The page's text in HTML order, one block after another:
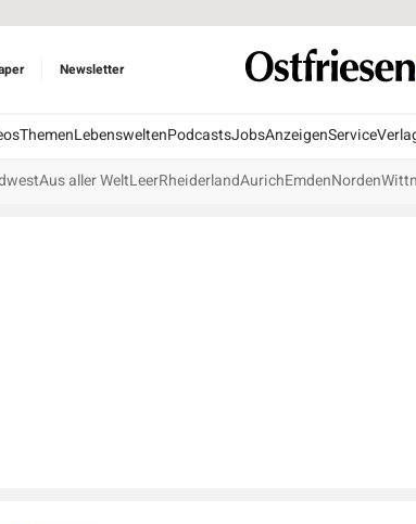
Newsletter
ThemenLebensweltenPodcastsJobsAnzeigenService
Aus aller WeltLeerRheiderlandAurichEmdenNorden